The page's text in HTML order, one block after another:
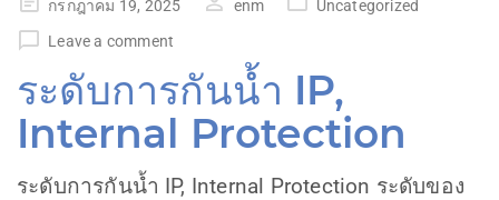
กรกฎาคม 19, 2025 enm
Uncategorized
Leave a comment
ระดับการกันน้ำ IP,
Internal Protection
ระดับการกันน้ำ IP, Internal Protection ระดับของ